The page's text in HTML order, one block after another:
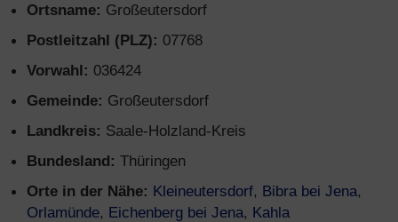
Ortsname: Großeutersdorf
Postleitzahl (PLZ): 07768
Vorwahl: 036424
Gemeinde: Großeutersdorf
Landkreis: Saale-Holzland-Kreis
Bundesland: Thüringen
Orte in der Nähe: Kleineutersdorf, Bibra bei Jena,
Orlamünde, Eichenberg bei Jena, Kahla